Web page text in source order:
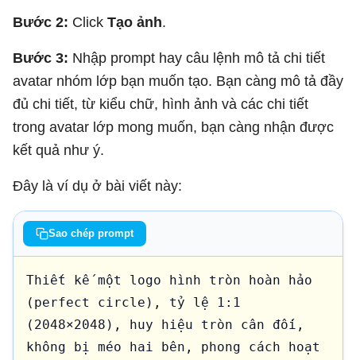
Bước 2: Click Tạo ảnh.
Bước 3: Nhập prompt hay câu lệnh mô tả chi tiết
avatar nhóm lớp bạn muốn tạo. Bạn càng mô tả đầy
đủ chi tiết, từ kiểu chữ, hình ảnh và các chi tiết
trong avatar lớp mong muốn, bạn càng nhận được
kết quả như ý.
Đây là ví dụ ở bài viết này:
Sao chép prompt
Thiết kế một logo hình tròn hoàn hảo
(perfect circle), tỷ lệ 1:1
(2048×2048), huy hiệu tròn cân đối,
không bị méo hai bên, phong cách hoạt